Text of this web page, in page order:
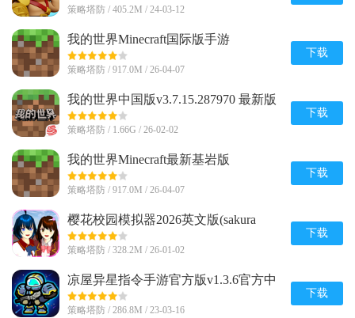
策略塔防 / 405.2M / 24-03-12
我的世界Minecraft国际版手游
v1.26.20.24 官方最新版
策略塔防 / 917.0M / 26-04-07
下载
我的世界中国版v3.7.15.287970 最新版
策略塔防 / 1.66G / 26-02-02
下载
我的世界Minecraft最新基岩版
v1.26.20.24 安卓免付费版
策略塔防 / 917.0M / 26-04-07
下载
樱花校园模拟器2026英文版(sakura
schoolsimulator)v1.047.03 手机版
策略塔防 / 328.2M / 26-01-02
下载
凉屋异星指令手游官方版v1.3.6官方中
文最新版
策略塔防 / 286.8M / 23-03-16
下载